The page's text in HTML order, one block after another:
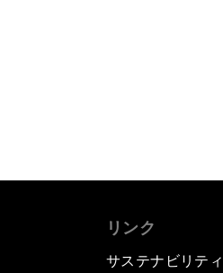
リンク
サステナビリテ